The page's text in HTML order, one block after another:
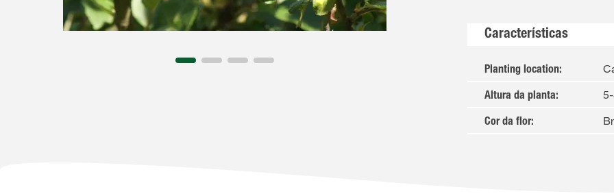
Características
Planting location:
Altura da planta:
Cor da flor: